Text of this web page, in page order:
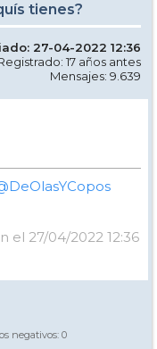
tienes?
27-04-2022 12:36
17 años antes
Mensajes: 9.639
el 27/04/2022 12:36
negativos: 0